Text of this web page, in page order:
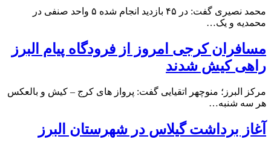
محمد نصیری گفت: در ۴۵ بازدید انجام شده ۵ واحد صنفی در
محمدیه و یک…
مسافران کرجی امروز از فرودگاه پیام البرز
راهی کیش شدند
مرکز البرز؛ منوچهر اتقیایی گفت: پرواز های کرج – کیش و بالعکس
هر سه شنبه…
آغاز برداشت گیلاس در شهرستان البرز